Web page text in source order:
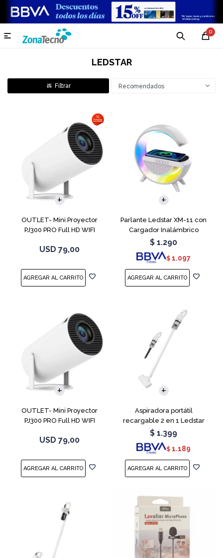
0

LEDSTAR
Recomendados
OUTLET- Mini Proyector
PJ300 PRO Full HD WIFI
USD 79,00
Parlante Ledstar XM-11 con
Cargador Inalámbrico
$ 1.290
$ 1.097
OUTLET- Mini Proyector
PJ300 PRO Full HD WIFI
USD 79,00
Aspiradora portátil
recargable 2 en 1 Ledstar
SR-133
$ 1.399
$ 1.189